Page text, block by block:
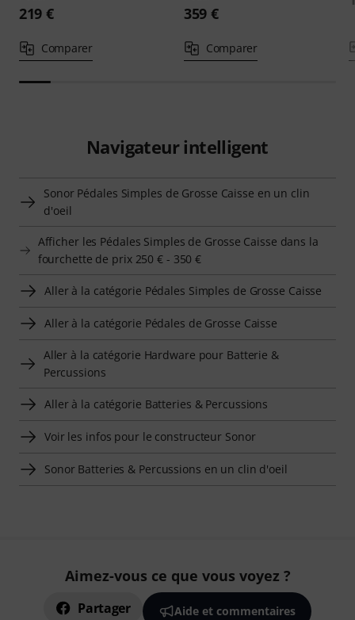
219 €
Comparer
359 €
Comparer
Navigateur intelligent
Sonor Pédales Simples de Grosse Caisse en un clin
d'oeil
Afficher les Pédales Simples de Grosse Caisse dans la
fourchette de prix 250 € - 350 €
Aller à la catégorie Pédales Simples de Grosse Caisse
Aller à la catégorie Pédales de Grosse Caisse
Aller à la catégorie Hardware pour Batterie &
Percussions
Aller à la catégorie Batteries & Percussions
Voir les infos pour le constructeur Sonor
Sonor Batteries & Percussions en un clin d'oeil
Aimez-vous ce que vous voyez ?
Partager Aide et commentaires